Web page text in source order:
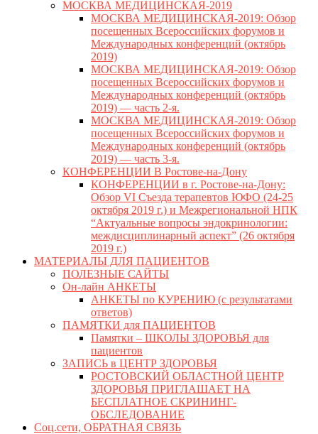
МОСКВА МЕДИЦИНСКАЯ-2019
МОСКВА МЕДИЦИНСКАЯ-2019: Обзор
посещенных Всероссийских форумов и
Международных конференций (октябрь
2019)
МОСКВА МЕДИЦИНСКАЯ-2019: Обзор
посещенных Всероссийских форумов и
Международных конференций (октябрь
2019) — часть 2-я.
МОСКВА МЕДИЦИНСКАЯ-2019: Обзор
посещенных Всероссийских форумов и
Международных конференций (октябрь
2019) — часть 3-я.
КОНФЕРЕНЦИИ В Ростове-на-Дону
КОНФЕРЕНЦИИ в г. Ростове-на-Дону:
Обзор VI Съезда терапевтов ЮФО (24-25
октября 2019 г.) и Межрегиональной НПК
“Актуальные вопросы эндокринологии:
междисциплинарный аспект” (26 октября
2019 г.)
МАТЕРИАЛЫ ДЛЯ ПАЦИЕНТОВ
ПОЛЕЗНЫЕ САЙТЫ
Он-лайн АНКЕТЫ
АНКЕТЫ по КУРЕНИЮ (с результатами
ответов)
ПАМЯТКИ для ПАЦИЕНТОВ
Памятки – ШКОЛЫ ЗДОРОВЬЯ для
пациентов
ЗАПИСЬ в ЦЕНТР ЗДОРОВЬЯ
РОСТОВСКИЙ ОБЛАСТНОЙ ЦЕНТР
ЗДОРОВЬЯ ПРИГЛАШАЕТ НА
БЕСПЛАТНОЕ СКРИНИНГ-
ОБСЛЕДОВАНИЕ
Соц.сети, ОБРАТНАЯ СВЯЗЬ